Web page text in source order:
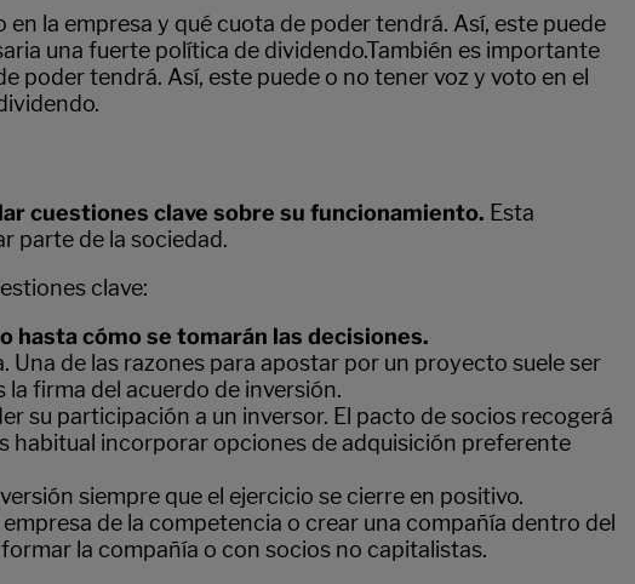
en la empresa y qué cuota de poder tendrá. Así, este puede
una fuerte política de dividendo.También es importante
poder tendrá. Así, este puede o no tener voz y voto en el
cuestiones clave sobre su funcionamiento. Esta
parte de la sociedad.
clave:
hasta cómo se tomarán las decisiones.
de las razones para apostar por un proyecto suele ser
firma del acuerdo de inversión.
su participación a un inversor. El pacto de socios recogerá
habitual incorporar opciones de adquisición preferente
siempre que el ejercicio se cierre en positivo.
de la competencia o crear una compañía dentro del
la compañía o con socios no capitalistas.